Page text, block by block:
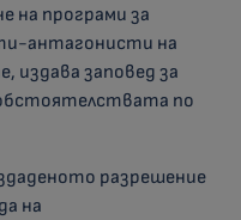
на програми за
антагонисти на
издава заповед за
по
разрешение
на